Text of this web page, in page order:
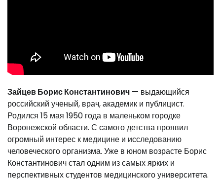
Зайцев Борис Константинович — выдающийся
российский ученый, врач, академик и публицист.
Родился 15 мая 1950 года в маленьком городке
Воронежской области. С самого детства проявил
огромный интерес к медицине и исследованию
человеческого организма. Уже в юном возрасте Борис
Константинович стал одним из самых ярких и
перспективных студентов медицинского университета.